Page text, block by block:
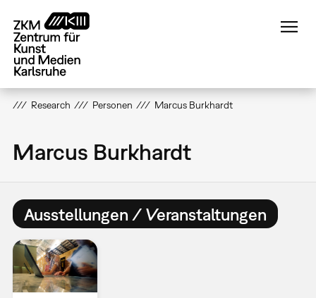
zum
Inhalt
Research Personen Marcus Burkhardt
Marcus Burkhardt
Ausstellungen / Veranstaltungen